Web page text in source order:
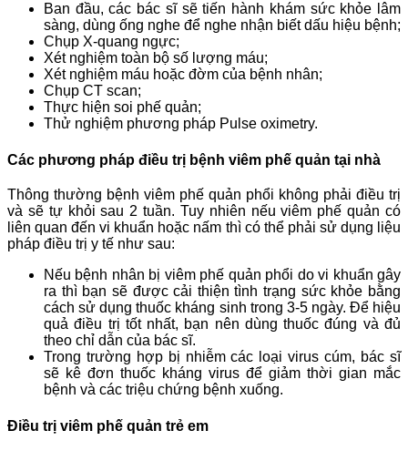
Ban đầu, các bác sĩ sẽ tiến hành khám sức khỏe lâm
sàng, dùng ống nghe để nghe nhận biết dấu hiệu bệnh;
Chụp X-quang ngực;
Xét nghiệm toàn bộ số lượng máu;
Xét nghiệm máu hoặc đờm của bệnh nhân;
Chụp CT scan;
Thực hiện soi phế quản;
Thử nghiệm phương pháp Pulse oximetry.
Các phương pháp điều trị bệnh viêm phế quản tại nhà
Thông thường bệnh viêm phế quản phổi không phải điều trị
và sẽ tự khỏi sau 2 tuần. Tuy nhiên nếu viêm phế quản có
liên quan đến vi khuẩn hoặc nấm thì có thể phải sử dụng liệu
pháp điều trị y tế như sau:
Nếu bệnh nhân bị viêm phế quản phổi do vi khuẩn gây
ra thì bạn sẽ được cải thiện tình trạng sức khỏe bằng
cách sử dụng thuốc kháng sinh trong 3-5 ngày. Để hiệu
quả điều trị tốt nhất, bạn nên dùng thuốc đúng và đủ
theo chỉ dẫn của bác sĩ.
Trong trường hợp bị nhiễm các loại virus cúm, bác sĩ
sẽ kê đơn thuốc kháng virus để giảm thời gian mắc
bệnh và các triệu chứng bệnh xuống.
Điều trị viêm phế quản trẻ em